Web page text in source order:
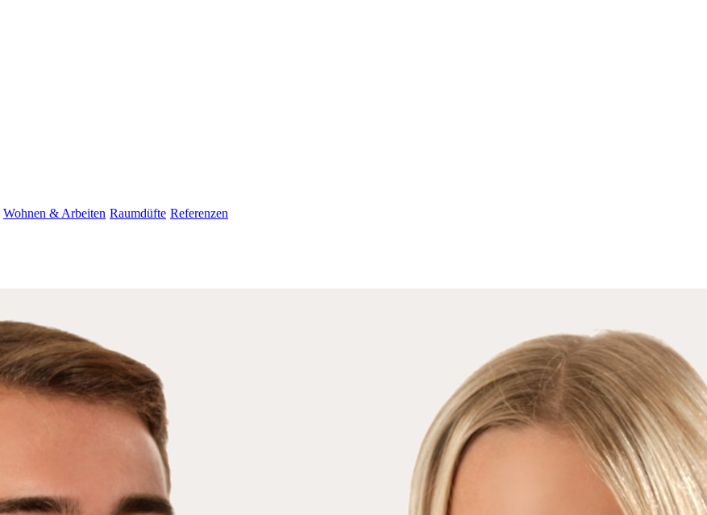
Wohnen & Arbeiten Raumdüfte Referenzen